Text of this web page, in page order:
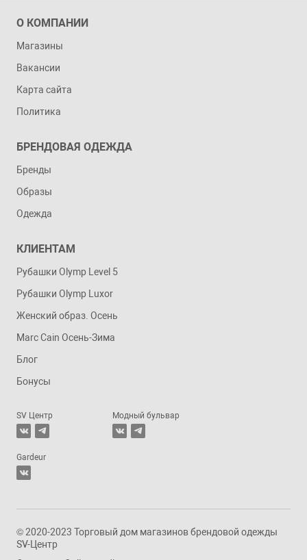
О КОМПАНИИ
Магазины
Вакансии
Карта сайта
Политика
БРЕНДОВАЯ ОДЕЖДА
Бренды
Образы
Одежда
КЛИЕНТАМ
Рубашки Olymp Level 5
Рубашки Olymp Luxor
Женский образ. Осень
Marc Cain Осень-Зима
Блог
Бонусы
SV Центр Модный бульвар
Gardeur
© 2020-2023 Торговый дом магазинов брендовой одежды
SV-Центр